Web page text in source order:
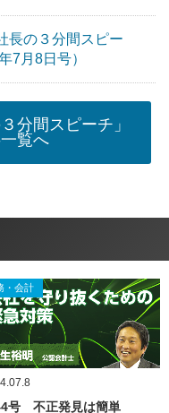
長の３分間スピー
7月8日号）
分間スピーチ」
覧へ
・会計
号 不正発見は簡単